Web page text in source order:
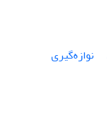
نوازه‌گیری